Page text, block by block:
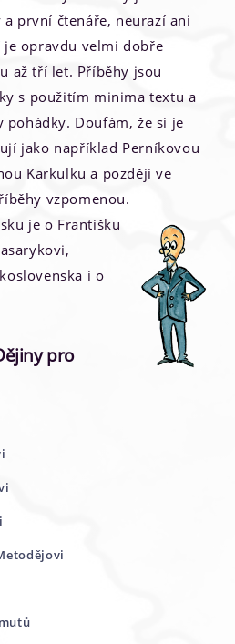
první čtenáře, neurazí ani
je opravdu velmi dobře
až tří let. Příběhy jsou
s použitím minima textu a
Doufám, že si je
jako například Perníkovou
Karkulku a později ve
vzpomenou.
je o Františku
i o
pro